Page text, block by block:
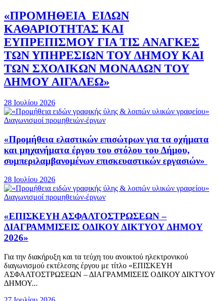
«ΠΡΟΜΗΘΕΙΑ ΕΙΔΩΝ
ΚΑΘΑΡΙΟΤΗΤΑΣ ΚΑΙ
ΕΥΠΡΕΠΙΣΜΟΥ ΓΙΑ ΤΙΣ ΑΝΑΓΚΕΣ
ΤΩΝ ΥΠΗΡΕΣΙΩΝ ΤΟΥ ΔΗΜΟΥ ΚΑΙ
ΤΩΝ ΣΧΟΛΙΚΩΝ ΜΟΝΑΔΩΝ ΤΟΥ
ΔΗΜΟΥ ΑΙΓΑΛΕΩ»
28 Ιουλίου 2026
Διαγωνισμοί προμηθειών-έργων
«Προμήθεια ελαστικών επισώτρων για τα οχήματα
και μηχανήματα έργου του στόλου του Δήμου,
συμπεριλαμβανομένων επισκευαστικών εργασιών»
28 Ιουλίου 2026
Διαγωνισμοί προμηθειών-έργων
«ΕΠΙΣΚΕΥΗ ΑΣΦΑΛΤΟΣΤΡΩΣΕΩΝ –
ΔΙΑΓΡΑΜΜΙΣΕΙΣ ΟΔΙΚΟΥ ΔΙΚΤΥΟΥ ΔΗΜΟΥ
2026»
Για την διακήρυξη και τα τεύχη του ανοικτού ηλεκτρονικού
διαγωνισμού εκτέλεσης έργου με τίτλο «ΕΠΙΣΚΕΥΗ
ΑΣΦΑΛΤΟΣΤΡΩΣΕΩΝ – ΔΙΑΓΡΑΜΜΙΣΕΙΣ ΟΔΙΚΟΥ ΔΙΚΤΥΟΥ
ΔΗΜΟΥ...